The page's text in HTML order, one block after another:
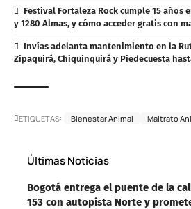
Festival Fortaleza Rock cumple 15 años
y 1280 Almas, y cómo acceder gratis con
Invías adelanta mantenimiento en la
Zipaquirá, Chiquinquirá y Piedecuesta
ETIQUETAS: Bienestar Animal Maltrato
Últimas Noticias
Bogotá entrega el puente de la
153 con autopista Norte y